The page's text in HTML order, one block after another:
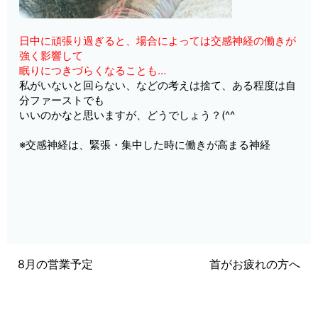
日中に頑張り過ぎると、場合によっては交感神経の働きが
強く影響して
眠りにつきづらくなることも…
私がいないと回らない、などの考えは捨て、ある程度は自
分ファーストでも
いいのかなと思いますが、どうでしょう？(^^ゞ
※交感神経は、緊張・集中した時に働きが高まる神経
8月の営業予定 首がお疲れの方へ